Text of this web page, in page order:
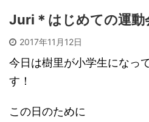
Juri＊はじめての運動
2017年11月12日
今日は樹里が小学生になっ
す！
この日のために